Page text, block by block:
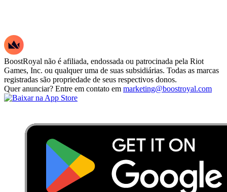
BoostRoyal não é afiliada, endossada ou patrocinada pela Riot
Games, Inc. ou qualquer uma de suas subsidiárias. Todas as marcas
registradas são propriedade de seus respectivos donos.
Quer anunciar? Entre em contato em marketing@boostroyal.com